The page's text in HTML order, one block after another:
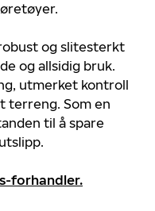
og slitesterkt
og allsidig bruk.
utmerket kontroll
terreng. Som en
til å spare
forhandler.